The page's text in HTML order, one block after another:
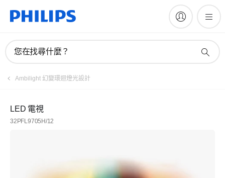
您在找尋什麼？
Ambilight 幻變環迴燈光設計
LED 電視
32PFL9705H/12